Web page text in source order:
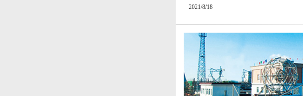
2021/8/18